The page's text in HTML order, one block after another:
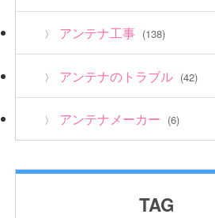
アンテナ工事 (138)
アンテナのトラブル (42)
アンテナメーカー (6)
TAG